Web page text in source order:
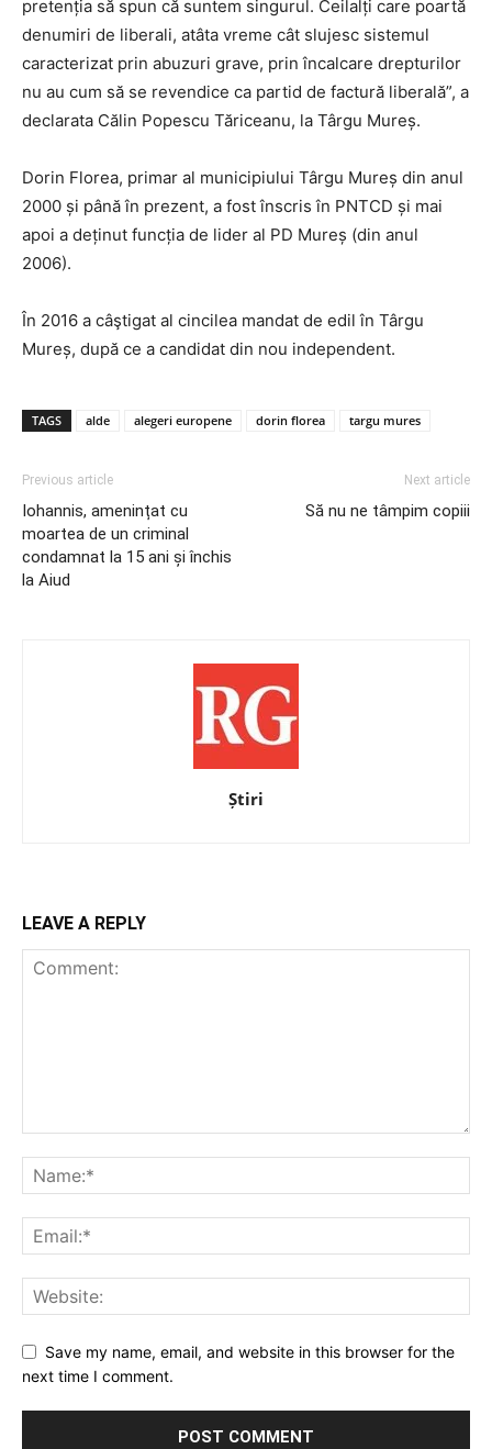
pretenția să spun că suntem singurul. Ceilalți care poartă
denumiri de liberali, atâta vreme cât slujesc sistemul
caracterizat prin abuzuri grave, prin încalcare drepturilor
nu au cum să se revendice ca partid de factură liberală”, a
declarata Călin Popescu Tăriceanu, la Târgu Mureș.
Dorin Florea, primar al municipiului Târgu Mureș din anul
2000 și până în prezent, a fost înscris în PNTCD și mai
apoi a deținut funcția de lider al PD Mureș (din anul
2006).
În 2016 a câştigat al cincilea mandat de edil în Târgu
Mureș, după ce a candidat din nou independent.
TAGS alde alegeri europene dorin florea targu mures
Previous article
Iohannis, amenințat cu
moartea de un criminal
condamnat la 15 ani și închis
la Aiud
Next article
Să nu ne tâmpim copiii
Știri
LEAVE A REPLY
Save my name, email, and website in this browser for the
next time I comment.